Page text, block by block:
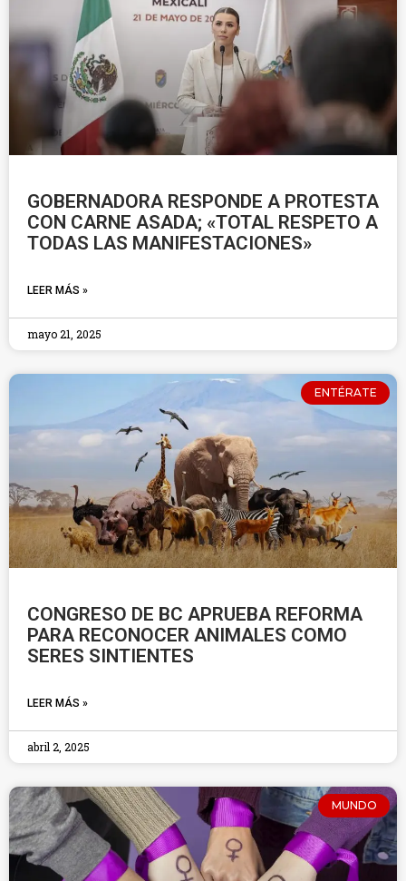
GOBERNADORA RESPONDE A PROTESTA
CON CARNE ASADA; «TOTAL RESPETO A
TODAS LAS MANIFESTACIONES»
LEER MÁS »
mayo 21, 2025
ENTÉRATE
CONGRESO DE BC APRUEBA REFORMA
PARA RECONOCER ANIMALES COMO
SERES SINTIENTES
LEER MÁS »
abril 2, 2025
MUNDO